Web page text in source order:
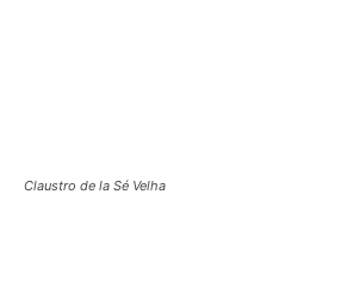
Claustro de la Sé Velha